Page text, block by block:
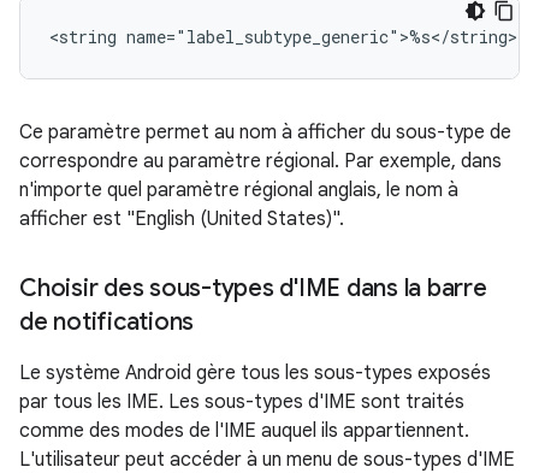
<string name="label_subtype_generic">%s</string>
Ce paramètre permet au nom à afficher du sous-type de
correspondre au paramètre régional. Par exemple, dans
n'importe quel paramètre régional anglais, le nom à
afficher est "English (United States)".
Choisir des sous-types d'IME dans la barre
de notifications
Le système Android gère tous les sous-types exposés
par tous les IME. Les sous-types d'IME sont traités
comme des modes de l'IME auquel ils appartiennent.
L'utilisateur peut accéder à un menu de sous-types d'IME